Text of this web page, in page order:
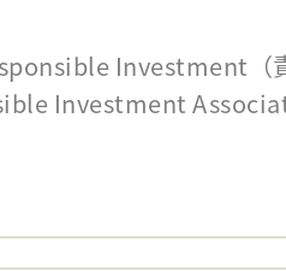
Investment（
Investment